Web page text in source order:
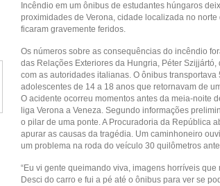
Incêndio em um ônibus de estudantes húngaros
proximidades de Verona, cidade localizada no
ficaram gravemente feridos.
Os números sobre as consequências do incêndio
das Relações Exteriores da Hungria, Péter Szijjártó,
com as autoridades italianas. O ônibus
adolescentes de 14 a 18 anos que retornavam de
O acidente ocorreu momentos antes da meia-noite
liga Verona a Veneza. Segundo informações
o pilar de uma ponte. A Procuradoria da República
apurar as causas da tragédia. Um caminhoneiro
um problema na roda do veículo 30 quilômetros
“Eu vi gente queimando viva, imagens horríveis
Desci do carro e fui a pé até o ônibus para ver se